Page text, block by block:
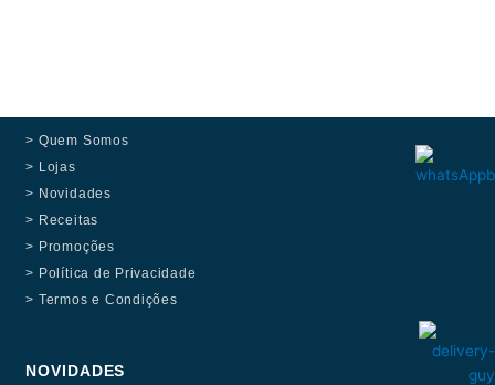
> Quem Somos
> Lojas
> Novidades
> Receitas
> Promoções
> Política de Privacidade
> Termos e Condições
NOVIDADES